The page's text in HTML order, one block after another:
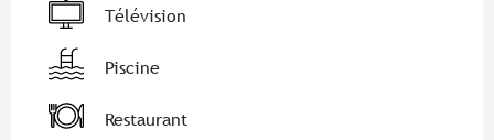
Télévision
Piscine
Restaurant